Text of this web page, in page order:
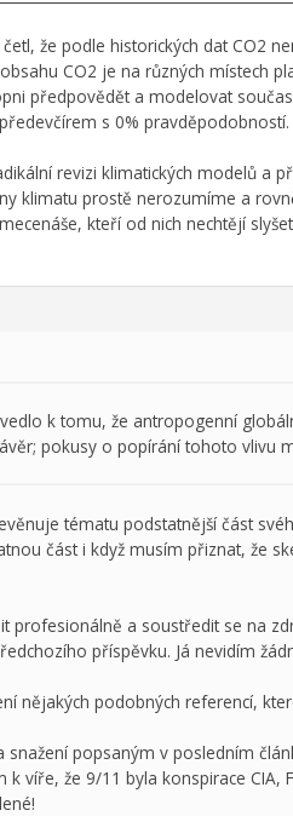
že podle historických dat CO2
CO2 je na různých místech
předpovědět a modelovat
s 0%
revizi klimatických modelů a
klimatu prostě nerozumíme a
kteří od nich nechtějí
k tomu, že antropogenní
pokusy o popírání tohoto vlivu
tématu podstatnější část
část i když musím přiznat, že
profesionálně a soustředit se na
příspěvku. Já nevidím
nějakých podobných referencí,
snažení popsaným v posledním
víře, že 9/11 byla konspirace CIA,